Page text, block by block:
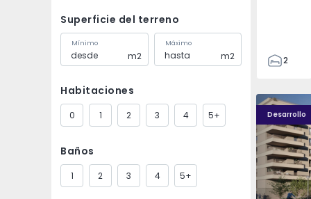
Superficie del terreno
Mínimo
m2
Máximo
m2
Habitaciones
0 1 2 3 4 5+
Baños
1 2 3 4 5+
2
85
85
0
4
Desarrollo
PLENO JARDIM - 4 PLENO